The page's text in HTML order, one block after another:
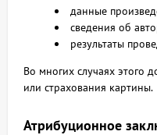
данные
сведения об
результаты
Во многих случаях этого
или страхования картины.
Атрибуционное